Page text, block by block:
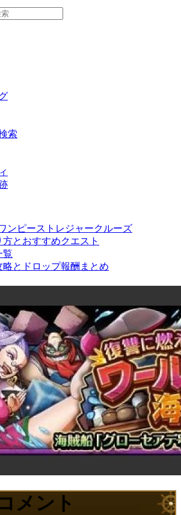
索
ンピーストレジャークルーズ
とおすすめクエスト
覧
とドロップ報酬まとめ
メント